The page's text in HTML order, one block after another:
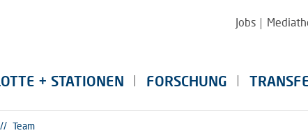
Jobs
+ STATIONEN FORSCHUNG
// Team